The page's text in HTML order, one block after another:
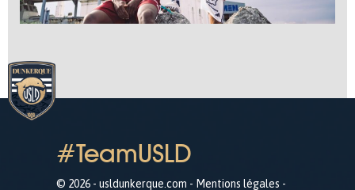
#TeamUSLD
© 2026 - usldunkerque.com - Mentions légales -